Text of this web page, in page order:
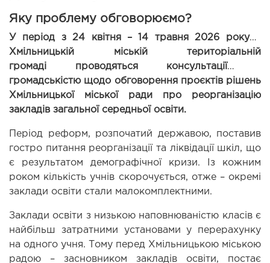
Яку проблему обговорюємо?
У період з 24 квітня – 14 травня 2026 року
у
Хмільницькій міській територіальній
громаді проводяться консультації з
громадськістю щодо обговорення проєктів рішень
Хмільницької міської ради про реорганізацію
закладів загальної середньої освіти.
Період реформ, розпочатий державою, поставив
гостро питання реорганізації та ліквідації шкіл, що
є результатом демографічної кризи. Із кожним
роком кількість учнів скорочується, отже – окремі
заклади освіти стали малокомплектними.
Заклади освіти з низькою наповнюваністю класів є
найбільш затратними установами у перерахунку
на одного учня. Тому перед Хмільницькою міською
радою – засновником закладів освіти, постає